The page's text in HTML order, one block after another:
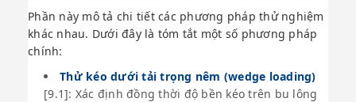
Phần này mô tả chi tiết các phương pháp thử nghiệm
khác nhau. Dưới đây là tóm tắt một số phương pháp
chính:
Thử kéo dưới tải trọng nêm (wedge loading)
[9.1]: Xác định đồng thời độ bền kéo trên bu lông